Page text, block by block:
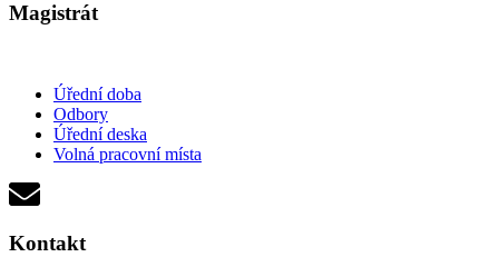
Magistrát
Úřední doba
Odbory
Úřední deska
Volná pracovní místa
Kontakt